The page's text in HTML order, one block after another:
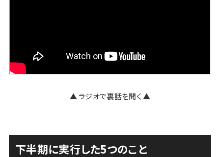
▲ ラジオで裏話を聞く ▲
下半期に実行した5つのこと